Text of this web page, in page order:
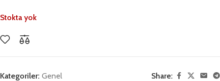
Stokta yok
Kategoriler: Genel Share: